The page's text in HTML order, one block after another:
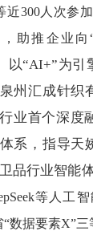
近300人次参
助推企业向
以“AI+”为引
州汇成针织
业首个深度
系，指导天
品行业智能体
等人工
数据要素X”三